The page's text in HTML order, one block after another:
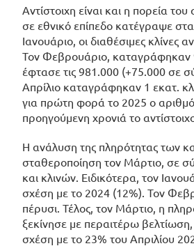
Αντίστοιχη είναι και η πορεία
σε εθνικό επίπεδο κατέγραψε
Ιανουάριο, οι διαθέσιμες
Τον Φεβρουάριο, καταγράφηκαν
έφτασε τις 981.000 (+75.000 σε
Απρίλιο καταγράφηκαν 1 εκατ.
για πρώτη φορά το 2025 ο
προηγούμενη χρονιά το
Η ανάλυση της πληρότητας των
σταθεροποίηση τον Μάρτιο, σε
και κλινών. Ειδικότερα, τον
σχέση με το 2024 (12%). Τον
πέρυσι. Τέλος, τον Μάρτιο, η
ξεκίνησε με περαιτέρω
σχέση με το 23% του Απριλίου